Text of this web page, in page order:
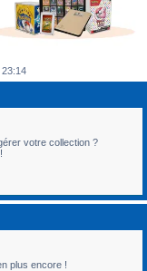
c
votre collection ?
plus encore !